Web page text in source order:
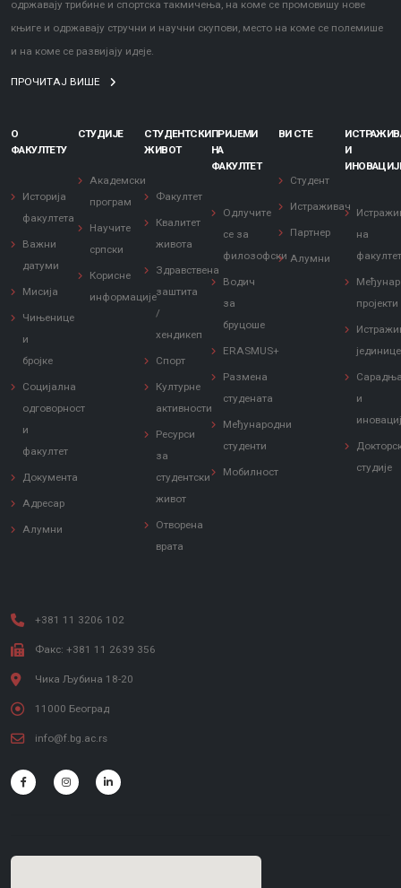
одржавају трибине и спортска такмичења, на коме се промовишу нове
књиге и одржавају стручни и научни скупови, место на коме се полемише
и на коме се развијају идеје.
ПРОЧИТАЈ ВИШЕ
О
ФАКУЛТЕТУ
Историја
факултета
Важни
датуми
Мисија
Чињенице
и
бројке
Социјална
одговорност
и
факултет
Документа
Адресар
Алумни
СТУДИЈЕ
Академски
програм
Научите
српски
Корисне
информације
СТУДЕНТСКИ
ЖИВОТ
Факултет
Квалитет
живота
Здравствена
заштита
/
хендикеп
Спорт
Културне
активности
Ресурси
за
студентски
живот
Отворена
врата
ПРИЈЕМИ
НА
ФАКУЛТЕТ
Одлучите
се за
филозофски
Водич
за
бруцоше
ERASMUS+
Размена
студената
Међународни
студенти
Мобилност
ВИ СТЕ
Студент
Истраживач
Партнер
Алумни
И
на
пројекти
јединице
и
студије
+381 11 3206 102
Факс: +381 11 2639 356
Чика Љубина 18-20
11000 Београд
info@f.bg.ac.rs